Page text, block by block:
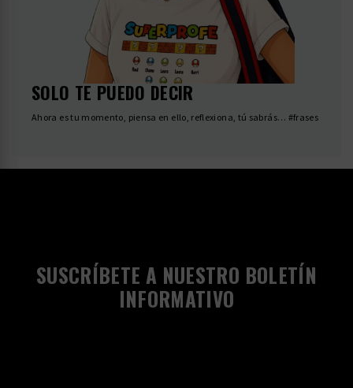
SOLO TE PUEDO DECIR
Ahora es tu momento, piensa en ello, reflexiona, tú sabrás… #frases
SUSCRÍBETE A NUESTRO BOLETÍN
INFORMATIVO